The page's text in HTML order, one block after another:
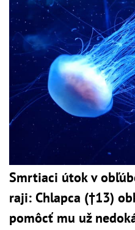
Smrtiaci útok v
raji: Chlapca (†13)
pomôcť mu už